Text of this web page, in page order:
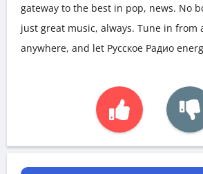
gateway to the best in pop, news. No
just great music, always. Tune in from
anywhere, and let Русское Радио